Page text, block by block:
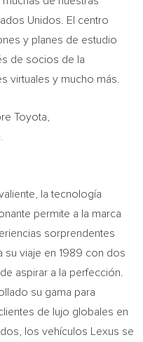
Unidos. El centro
y planes de estudio
de socios de la
virtuales y mucho más.
Toyota,
la tecnología
permite a la marca
sorprendentes
su viaje en 1989 con dos
aspirar a la perfección.
su gama para
de lujo globales en
los vehículos Lexus se